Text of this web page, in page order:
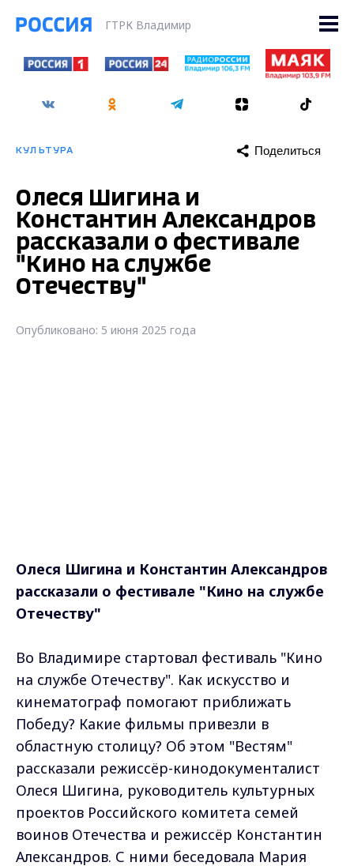
ГТРК Владимир
КУЛЬТУРА Поделиться
Олеся Шигина и
Константин Александров
рассказали о фестивале
"Кино на службе
Отечеству"
Опубликовано: 5 июня 2025 года
Олеся Шигина и Константин Александров
рассказали о фестивале "Кино на службе
Отечеству"
Во Владимире стартовал фестиваль "Кино
на службе Отечеству". Как искусство и
кинематограф помогают приближать
Победу? Какие фильмы привезли в
областную столицу? Об этом "Вестям"
рассказали режиссёр-кинодокументалист
Олеся Шигина, руководитель культурных
проектов Российского комитета семей
воинов Отечества и режиссёр Константин
Александров. С ними беседовала Мария